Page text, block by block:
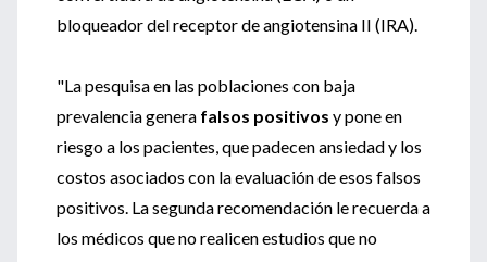
bloqueador del receptor de angiotensina II (IRA).
"La pesquisa en las poblaciones con baja
prevalencia genera falsos positivos y pone en
riesgo a los pacientes, que padecen ansiedad y los
costos asociados con la evaluación de esos falsos
positivos. La segunda recomendación le recuerda a
los médicos que no realicen estudios que no